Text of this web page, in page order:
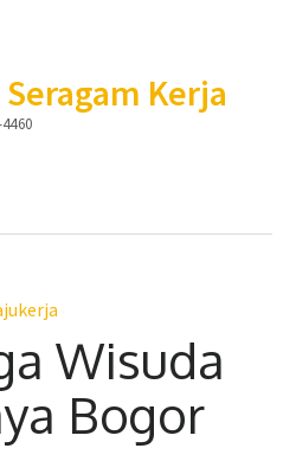
Kerja
Wisuda
Bogor